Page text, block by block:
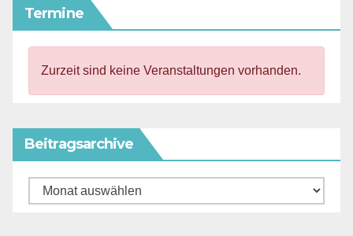
Termine
Zurzeit sind keine Veranstaltungen vorhanden.
Beitragsarchive
Beitragsarchive